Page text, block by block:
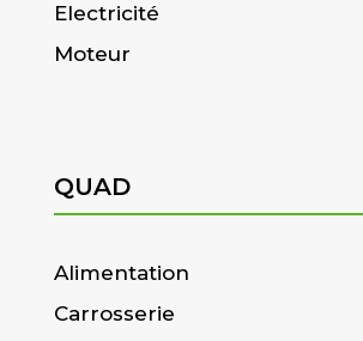
Electricité
Moteur
QUAD
Alimentation
Carrosserie